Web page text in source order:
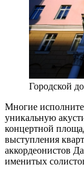
Городской
Многие
уникальную
концертной
выступления
аккордеонистов
именитых